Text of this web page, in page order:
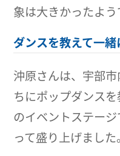
象は大きかったよう
ダンスを教えて一緒
沖原さんは、宇部
ちにポップダンス
のイベントステー
って盛り上げました。